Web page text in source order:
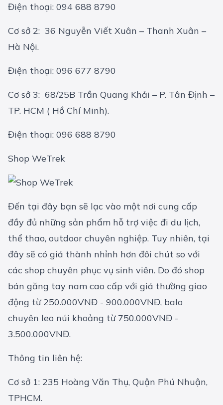
Điện thoại: 094 688 8790
Cơ sở 2: 36 Nguyễn Viết Xuân – Thanh Xuân –
Hà Nội.
Điện thoại: 096 677 8790
Cơ sở 3: 68/25B Trần Quang Khải – P. Tân Định –
TP. HCM ( Hồ Chí Minh).
Điện thoại: 096 688 8790
Shop WeTrek
Đến tại đây bạn sẽ lạc vào một nơi cung cấp
đầy đủ những sản phẩm hỗ trợ việc đi du lịch,
thể thao, outdoor chuyên nghiệp. Tuy nhiên, tại
đây sẽ có giá thành nhỉnh hơn đôi chút so với
các shop chuyên phục vụ sinh viên. Do đó shop
bán găng tay nam cao cấp với giá thường giao
động từ 250.000VNĐ - 900.000VNĐ, balo
chuyên leo núi khoảng từ 750.000VNĐ -
3.500.000VNĐ.
Thông tin liên hệ:
Cơ sở 1: 235 Hoàng Văn Thụ, Quận Phú Nhuận,
TPHCM.